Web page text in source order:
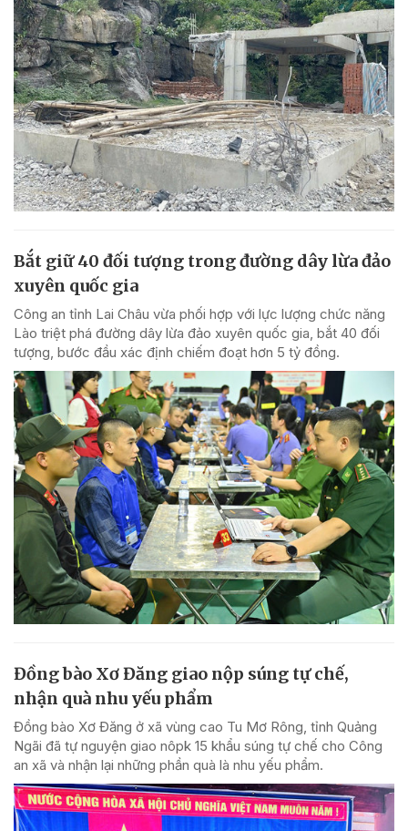
Bắt giữ 40 đối tượng trong đường dây lừa đảo
xuyên quốc gia
Công an tỉnh Lai Châu vừa phối hợp với lực lượng chức năng
Lào triệt phá đường dây lừa đảo xuyên quốc gia, bắt 40 đối
tượng, bước đầu xác định chiếm đoạt hơn 5 tỷ đồng.
Đồng bào Xơ Đăng giao nộp súng tự chế,
nhận quà nhu yếu phẩm
Đồng bào Xơ Đăng ở xã vùng cao Tu Mơ Rông, tỉnh Quảng
Ngãi đã tự nguyện giao nôpk 15 khẩu súng tự chế cho Công
an xã và nhận lại những phần quà là nhu yếu phẩm.